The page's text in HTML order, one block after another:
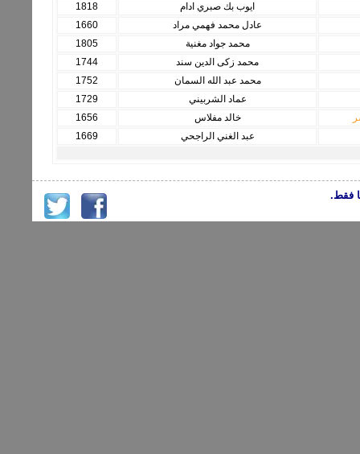
ايوب بك صبري ادام
1818
عادل محمد فهمي مراد
1660
محمد جواد مغنية
1805
محمد زكى الدين سند
1744
محمد عبد الله السمان
1752
عماد الشربيني
1729
خالد مفلاس
1656
عبد الغني الراجحي
1669